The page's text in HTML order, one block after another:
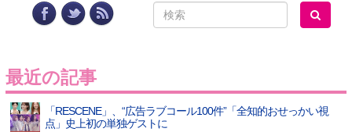
最近の記事
「RESCENE」、“広告ラブコール100件”「全知的おせっかい視
点」史上初の単独ゲストに